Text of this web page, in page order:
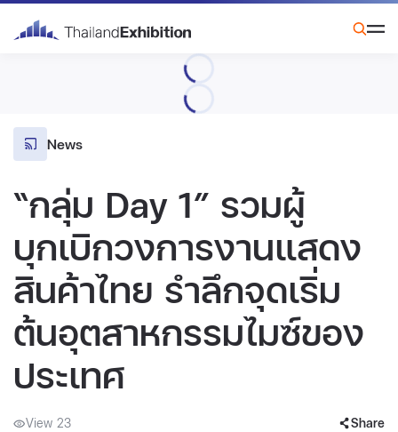
News
“กลุ่ม Day 1” รวมผู้
บุกเบิกวงการงานแสดง
สินค้าไทย รำลึกจุดเริ่ม
ต้นอุตสาหกรรมไมซ์ของ
ประเทศ
View 23 Share